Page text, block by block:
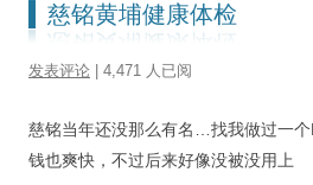
博客首页
前端开发
慈铭黄埔健康体检
发表评论 | 4,471 人已阅
慈铭当年还没那么有名…找我做过一
钱也爽快，不过后来好像没被没用上